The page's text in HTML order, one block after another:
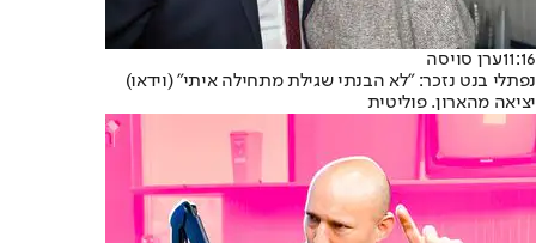
11:16ערן סויסה
נפתלי בנט נזכר: "לא הבנתי שגילת מתחילה איתי" (וידאו)
יציאה מהארון. פוליטית